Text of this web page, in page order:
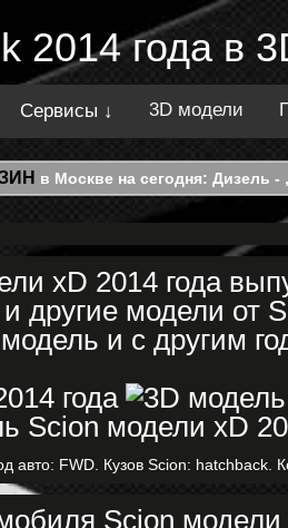
2014 года в
Сервисы ↓ 3D модели
в Москве на сегодня: Дизель
xD 2014 года
другие модели
и с другим
авто: FWD. Кузов Scion: hatchback.
Scion модели